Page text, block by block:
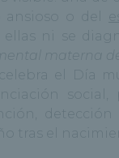
ansioso o del
ellas ni se
materna
el Día
tras el